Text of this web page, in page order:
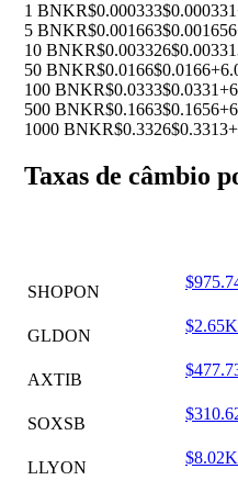
1 BNKR$0.000333$0.000331
5 BNKR$0.001663$0.001656
10 BNKR$0.003326
50 BNKR$0.0166$0.0166
100 BNKR$0.0333$0.0331
500 BNKR$0.1663$0.1656
1000 BNKR$0.3326$0.3313
Taxas de câmbio
SHOPON
GLDON
$2.65K
AXTIB
SOXSB
LLYON
$8.02K